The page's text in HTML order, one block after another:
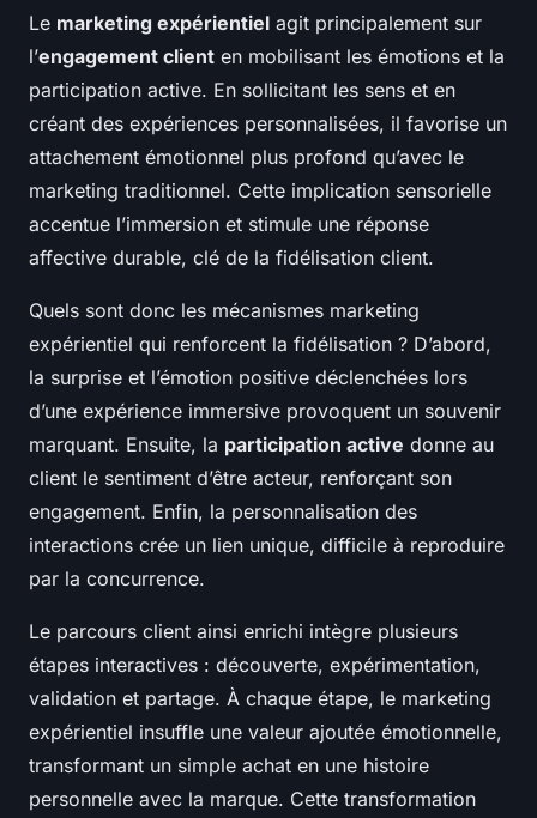
Le marketing expérientiel agit principalement sur
l’engagement client en mobilisant les émotions et la
participation active. En sollicitant les sens et en
créant des expériences personnalisées, il favorise un
attachement émotionnel plus profond qu’avec le
marketing traditionnel. Cette implication sensorielle
accentue l’immersion et stimule une réponse
affective durable, clé de la fidélisation client.
Quels sont donc les mécanismes marketing
expérientiel qui renforcent la fidélisation ? D’abord,
la surprise et l’émotion positive déclenchées lors
d’une expérience immersive provoquent un souvenir
marquant. Ensuite, la participation active donne au
client le sentiment d’être acteur, renforçant son
engagement. Enfin, la personnalisation des
interactions crée un lien unique, difficile à reproduire
par la concurrence.
Le parcours client ainsi enrichi intègre plusieurs
étapes interactives : découverte, expérimentation,
validation et partage. À chaque étape, le marketing
expérientiel insuffle une valeur ajoutée émotionnelle,
transformant un simple achat en une histoire
personnelle avec la marque. Cette transformation